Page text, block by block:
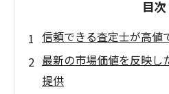
目次
信頼できる査定士が高値
最新の市場価値を反映し
提供